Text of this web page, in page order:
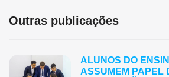
Outras publicações
ALUNOS DO
ASSUMEM PAPEL